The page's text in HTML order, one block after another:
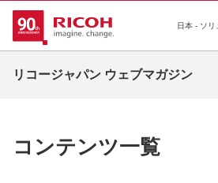
日本 - ソリ
リコージャパン ウェブマガジン
事例を探す
コンテンツ一覧